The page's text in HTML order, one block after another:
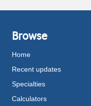
Browse
Home
Recent updates
Specialties
Calculators